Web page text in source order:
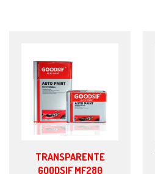
TRANSPARENTE
GOODSIF MF280